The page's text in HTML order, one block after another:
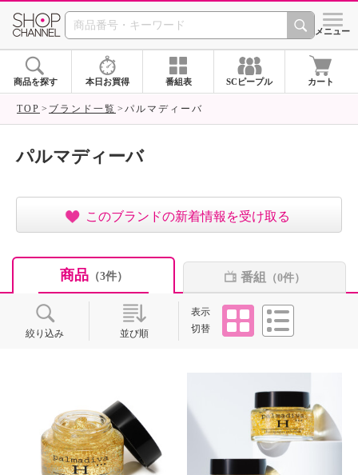
SHOP CHANNEL ショッ
メニュー
商品を探す 本日お買得 番組表 SCピープル カート
TOP ブランド一覧 パルマディーバ
パルマディーバ
このブランドの新着情報を受け取る
商品（3件） 番組 （0件）
絞り込み 並び順
表示
切替
タイル